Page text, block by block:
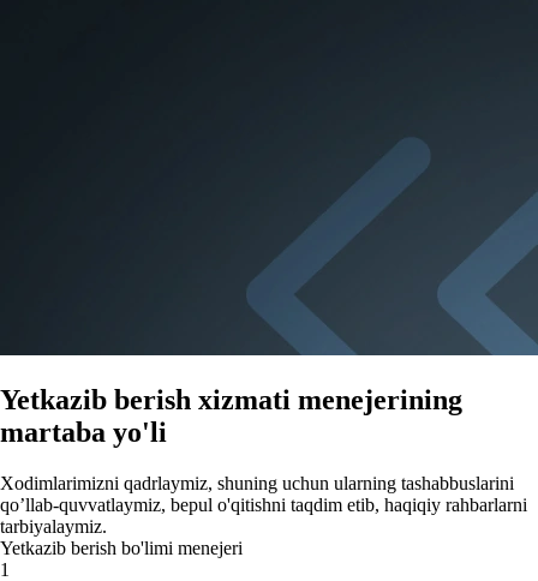
Yetkazib berish xizmati menejerining
martaba yo'li
Xodimlarimizni qadrlaymiz, shuning uchun ularning tashabbuslarini
qo’llab-quvvatlaymiz, bepul o'qitishni taqdim etib, haqiqiy rahbarlarni
tarbiyalaymiz.
Yetkazib berish bo'limi menejeri
1